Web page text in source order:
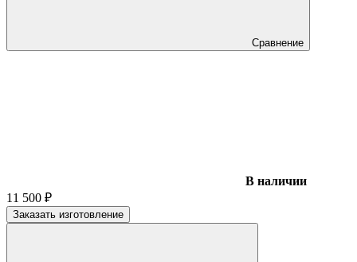
Сравнение
В наличии
11 500 ₽
Заказать изготовление